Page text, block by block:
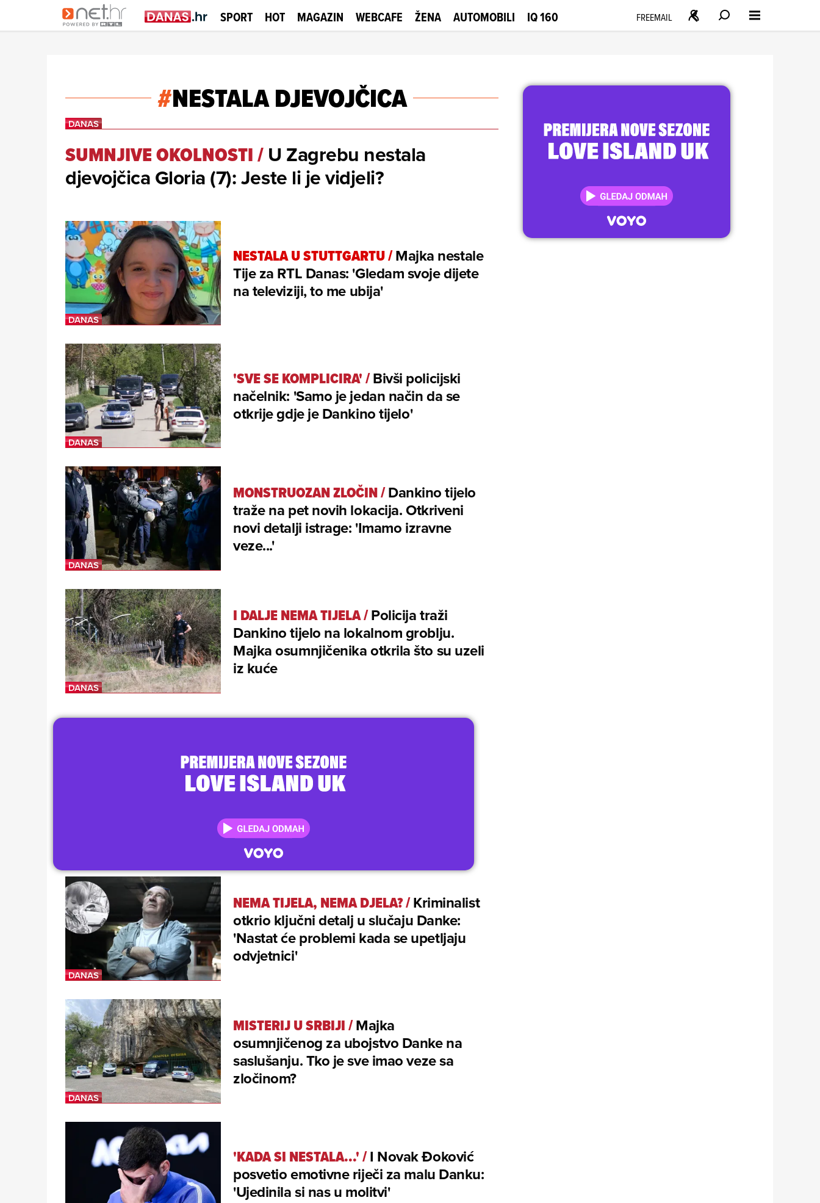
SPORT HOT MAGAZIN WEBCAFE ŽENA AUTOMOBILI IQ 160 FREEMAIL
#NESTALA DJEVOJČICA
SUMNJIVE OKOLNOSTI/U Zagrebu nestala
djevojčica Gloria (7): Jeste li je vidjeli?
NESTALA U STUTTGARTU/Majka nestale
Tije za RTL Danas: 'Gledam svoje dijete
na televiziji, to me ubija'
'SVE SE KOMPLICIRA'/Bivši policijski
načelnik: 'Samo je jedan način da se
otkrije gdje je Dankino tijelo'
MONSTRUOZAN ZLOČIN/Dankino tijelo
traže na pet novih lokacija. Otkriveni
novi detalji istrage: 'Imamo izravne
veze...'
I DALJE NEMA TIJELA/Policija traži
Dankino tijelo na lokalnom groblju.
Majka osumnjičenika otkrila što su uzeli
iz kuće
NEMA TIJELA, NEMA DJELA?/Kriminalist
otkrio ključni detalj u slučaju Danke:
'Nastat će problemi kada se upetljaju
odvjetnici'
MISTERIJ U SRBIJI/Majka
osumnjičenog za ubojstvo Danke na
saslušanju. Tko je sve imao veze sa
zločinom?
'KADA SI NESTALA...'/I Novak Đoković
posvetio emotivne riječi za malu Danku:
'Ujedinila si nas u molitvi'